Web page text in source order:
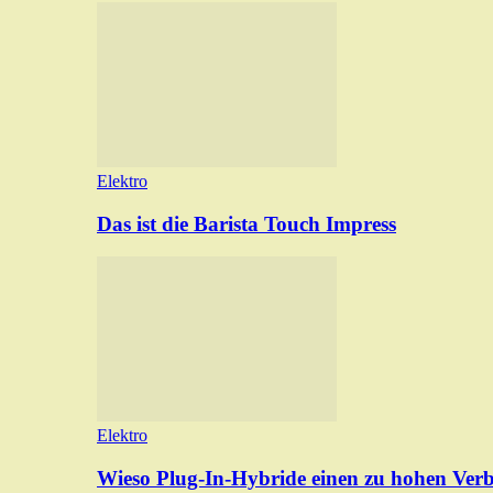
Elektro
Das ist die Barista Touch Impress
Elektro
Wieso Plug-In-Hybride einen zu hohen